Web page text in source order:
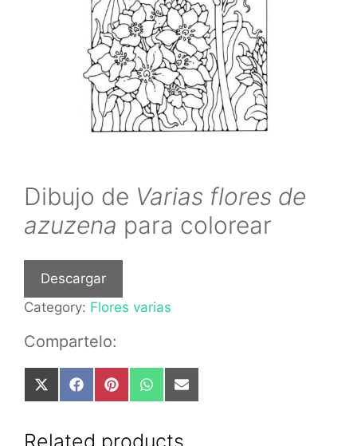
Dibujo de Varias flores de
azuzena para colorear
Descargar
Category: Flores varias
Compartelo:
Share
on
(Twitter)
Share
on
Share
on
Share
on
Share
on
Related products